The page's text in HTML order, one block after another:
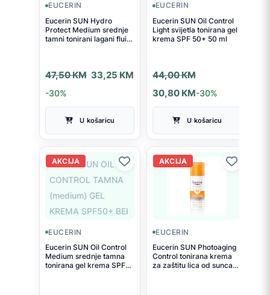
EUCERIN
Eucerin SUN Hydro
Protect Medium srednje
tamni tonirani lagani fluid
47,50KM
Izvorna
cijena
bila
47,50 KM.
33,25 KM
Trenutna
cijena
je:
33,25 KM.
-30%
U košaricu
EUCERIN
Eucerin SUN Oil Control
Light svijetla tonirana gel
krema SPF 50+ 50 ml
44,00KM
Izvorna
cijena
bila
44,00 KM.
30,80 KM
Trenutna
cijena
je:
30,80 KM.
-30%
U košaricu
AKCIJA
EUCERIN
Eucerin SUN Oil Control
Medium srednje tamna
tonirana gel krema SPF
AKCIJA
EUCERIN
Eucerin SUN Photoaging
Control tonirana krema
za zaštitu lica od sunca